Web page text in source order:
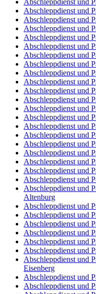
Abschleppdienst und
Abschleppdienst und
Abschleppdienst und
Abschleppdienst und
Abschleppdienst und
Abschleppdienst und
Abschleppdienst und
Abschleppdienst und
Abschleppdienst und
Abschleppdienst und
Abschleppdienst und
Abschleppdienst und
Abschleppdienst und
Abschleppdienst und
Abschleppdienst und
Abschleppdienst und
Abschleppdienst und
Abschleppdienst und
Abschleppdienst und
Abschleppdienst und
Abschleppdienst und
Abschleppdienst und
Altenburg
Abschleppdienst und
Abschleppdienst und
Abschleppdienst und
Abschleppdienst und
Abschleppdienst und
Abschleppdienst und
Abschleppdienst und
Eisenberg
Abschleppdienst und
Abschleppdienst und